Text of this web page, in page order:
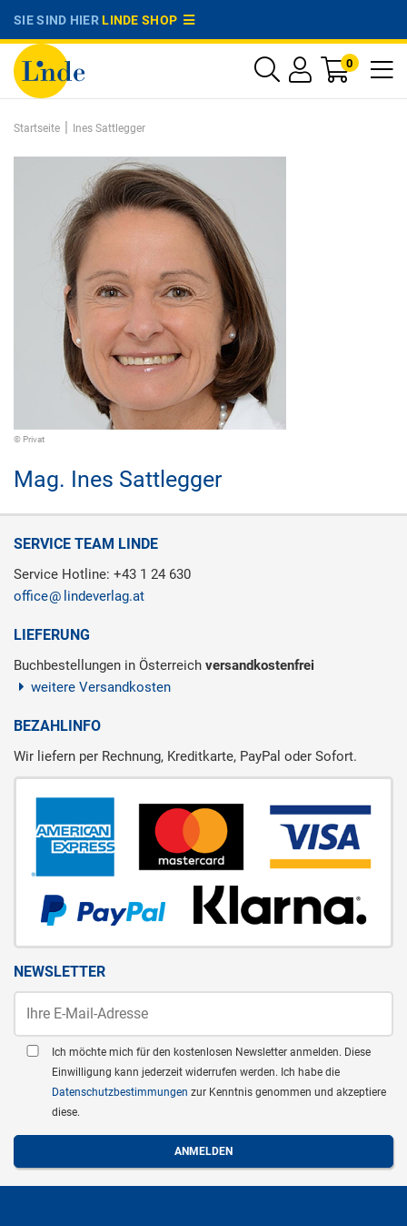
SIE SIND HIERLINDE SHOP
0
Startseite | Ines Sattlegger
© Privat
Mag. Ines Sattlegger
SERVICE TEAM LINDE
Service Hotline: +43 1 24 630
office
lindeverlag.at
LIEFERUNG
Buchbestellungen in Österreich versandkostenfrei
weitere Versandkosten
BEZAHLINFO
Wir liefern per Rechnung, Kreditkarte, PayPal oder Sofort.
NEWSLETTER
Ich möchte mich für den kostenlosen Newsletter anmelden. Diese
Einwilligung kann jederzeit widerrufen werden. Ich habe die
Datenschutzbestimmungen zur Kenntnis genommen und akzeptiere
diese.